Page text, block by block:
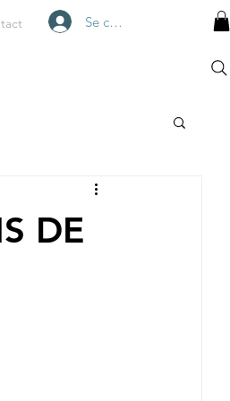
Se connecter
DE